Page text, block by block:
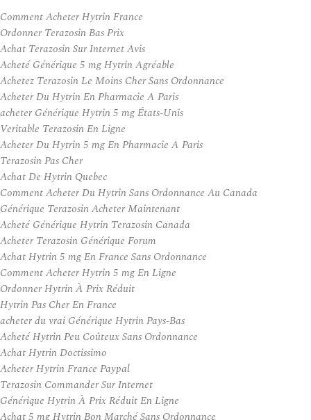
Comment Acheter Hytrin France
Ordonner Terazosin Bas Prix
Achat Terazosin Sur Internet Avis
Acheté Générique 5 mg Hytrin Agréable
Achetez Terazosin Le Moins Cher Sans Ordonnance
Acheter Du Hytrin En Pharmacie A Paris
acheter Générique Hytrin 5 mg États-Unis
Veritable Terazosin En Ligne
Acheter Du Hytrin 5 mg En Pharmacie A Paris
Terazosin Pas Cher
Achat De Hytrin Quebec
Comment Acheter Du Hytrin Sans Ordonnance Au Canada
Générique Terazosin Acheter Maintenant
Acheté Générique Hytrin Terazosin Canada
Acheter Terazosin Générique Forum
Achat Hytrin 5 mg En France Sans Ordonnance
Comment Acheter Hytrin 5 mg En Ligne
Ordonner Hytrin À Prix Réduit
Hytrin Pas Cher En France
acheter du vrai Générique Hytrin Pays-Bas
Acheté Hytrin Peu Coûteux Sans Ordonnance
Achat Hytrin Doctissimo
Acheter Hytrin France Paypal
Terazosin Commander Sur Internet
Générique Hytrin À Prix Réduit En Ligne